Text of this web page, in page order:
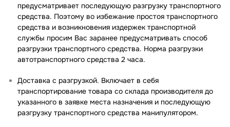
предусматривает последующую разгрузку транспортного
средства. Поэтому во избежание простоя транспортного
средства и возникновения издержек транспортной
службы просим Вас заранее предусматривать способ
разгрузки транспортного средства. Норма разгрузки
автотранспортного средства 2 часа.
Доставка с разгрузкой. Включает в себя
транспортирование товара со склада производителя до
указанного в заявке места назначения и последующую
разгрузку транспортного средства манипулятором.